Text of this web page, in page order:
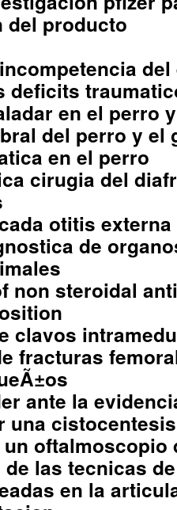
del producto
deficits
en el perro
del perro y el
en el perro
cirugia del
otitis externa
de
non steroidal
clavos
fracturas
ante la
una
oftalmoscopio
las tecnicas
en la